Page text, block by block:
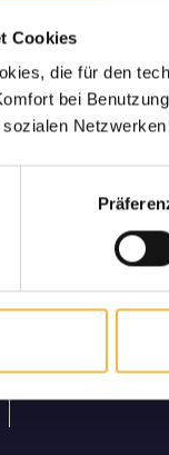
Cookies
die für den
bei
Vivante
vous
Profitez de